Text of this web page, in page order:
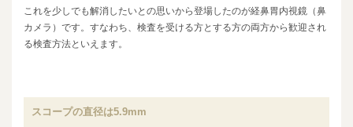
これを少しでも解消したいとの思いから登場したのが経鼻胃内視鏡（鼻
カメラ）です。すなわち、検査を受ける方とする方の両方から歓迎され
る検査方法といえます。
スコープの直径は5.9mm